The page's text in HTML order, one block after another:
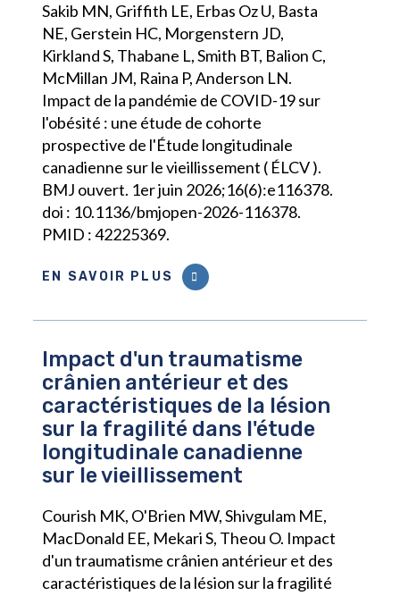
Sakib MN, Griffith LE, Erbas Oz U, Basta
NE, Gerstein HC, Morgenstern JD,
Kirkland S, Thabane L, Smith BT, Balion C,
McMillan JM, Raina P, Anderson LN.
Impact de la pandémie de COVID-19 sur
l'obésité : une étude de cohorte
prospective de l'Étude longitudinale
canadienne sur le vieillissement ( ÉLCV ).
BMJ ouvert. 1er juin 2026;16(6):e116378.
doi : 10.1136/bmjopen-2026-116378.
PMID : 42225369.
EN SAVOIR PLUS
Impact d'un traumatisme
crânien antérieur et des
caractéristiques de la lésion
sur la fragilité dans l'étude
longitudinale canadienne
sur le vieillissement
Courish MK, O'Brien MW, Shivgulam ME,
MacDonald EE, Mekari S, Theou O. Impact
d'un traumatisme crânien antérieur et des
caractéristiques de la lésion sur la fragilité